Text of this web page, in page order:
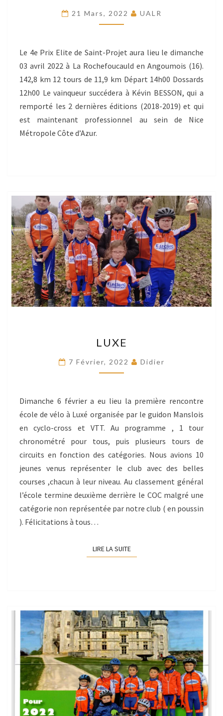
DE
SAINT-
21 Mars, 2022 UALR
Le 4e Prix Elite de Saint-Projet aura lieu le dimanche
03 avril 2022 à La Rochefoucauld en Angoumois (16).
142,8 km 12 tours de 11,9 km Départ 14h00 Dossards
12h00 Le vainqueur succédera à Kévin BESSON, qui a
remporté les 2 dernières éditions (2018-2019) et qui
est maintenant professionnel au sein de Nice
Métropole Côte d’Azur.
LUXE
7 Février, 2022 Didier
Dimanche 6 février a eu lieu la première rencontre
école de vélo à Luxé organisée par le guidon Manslois
en cyclo-cross et VTT. Au programme , 1 tour
chronométré pour tous, puis plusieurs tours de
circuits en fonction des catégories. Nous avions 10
jeunes venus représenter le club avec des belles
courses ,chacun à leur niveau. Au classement général
l’école termine deuxième derrière le COC malgré une
catégorie non représentée par notre club ( en poussin
). Félicitations à tous…
LIRE LA SUITELIRE LA SUITE